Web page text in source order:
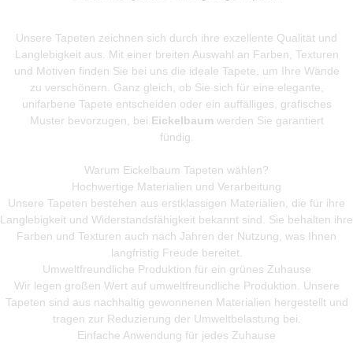
Unsere Tapeten zeichnen sich durch ihre exzellente Qualität und
Langlebigkeit aus. Mit einer breiten Auswahl an Farben, Texturen
und Motiven finden Sie bei uns die ideale Tapete, um Ihre Wände
zu verschönern. Ganz gleich, ob Sie sich für eine elegante,
unifarbene Tapete entscheiden oder ein auffälliges, grafisches
Muster bevorzugen, bei Eickelbaum werden Sie garantiert
fündig.
Warum Eickelbaum Tapeten wählen?
Hochwertige Materialien und Verarbeitung
Unsere Tapeten bestehen aus erstklassigen Materialien, die für ihre
Langlebigkeit und Widerstandsfähigkeit bekannt sind. Sie behalten ihre
Farben und Texturen auch nach Jahren der Nutzung, was Ihnen
langfristig Freude bereitet.
Umweltfreundliche Produktion für ein grünes Zuhause
Wir legen großen Wert auf umweltfreundliche Produktion. Unsere
Tapeten sind aus nachhaltig gewonnenen Materialien hergestellt und
tragen zur Reduzierung der Umweltbelastung bei.
Einfache Anwendung für jedes Zuhause